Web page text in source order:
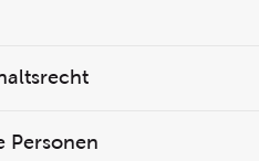
Personen